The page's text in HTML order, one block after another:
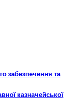
забезпечення та
казначейської